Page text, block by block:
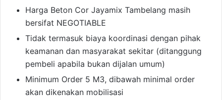
Harga Beton Cor Jayamix Tambelang masih
bersifat NEGOTIABLE
Tidak termasuk biaya koordinasi dengan pihak
keamanan dan masyarakat sekitar (ditanggung
pembeli apabila bukan dijalan umum)
Minimum Order 5 M3, dibawah minimal order
akan dikenakan mobilisasi